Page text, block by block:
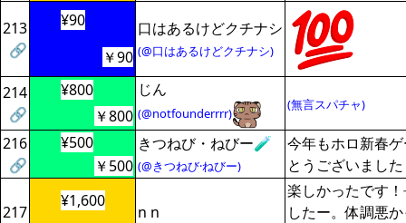
213
🔗
¥90 口はあるけどクチナシ
(@口はあるけどクチナシ)
￥90
214
🔗
¥800 じん
(@notfounderrrr)
(無言スパチャ)
￥800
216
🔗
¥500 きつねび・ねびー🧪
(@きつねび·ねびー)
今年もホロ新春
とうございまし
￥500
217
¥1,600
n n
楽しかったです
したー。体調悪